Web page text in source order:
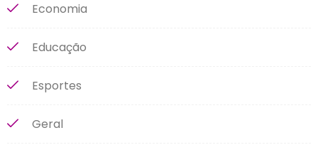
Economia
Educação
Esportes
Geral